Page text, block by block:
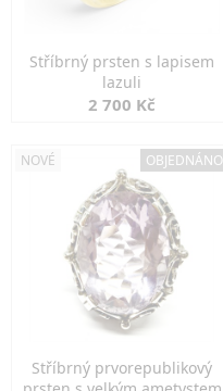
Stříbrný prsten s lapisem
lazuli
2 700 Kč
NOVÉ OBJEDNÁNO
Stříbrný prvorepublikový